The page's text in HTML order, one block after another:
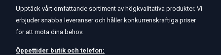
Upptäck vårt omfattande sortiment av högkvalitativa produkter. Vi
erbjuder snabba leveranser och håller konkurrenskraftiga priser
för att möta dina behov.
Öppettider butik och telefon: